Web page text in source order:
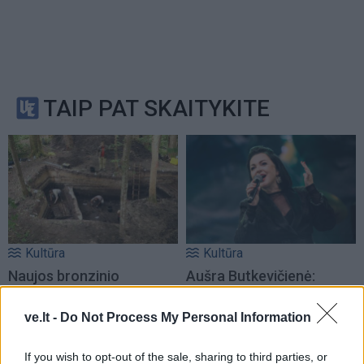
ve.lt - Do Not Process My Personal Information
If you wish to opt-out of the sale, sharing to third parties, or
TAIP PAT SKAITYKITE
Kultūra
Naujos bronzinio
Kultūra
Aušra Butkevičienė:
darbas, o kur - pomėgis